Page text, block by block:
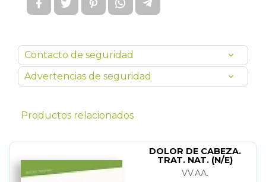
Contacto de seguridad
Advertencias de seguridad
Productos relacionados
DOLOR DE CABEZA.
TRAT. NAT. (N/E)
VV.AA.